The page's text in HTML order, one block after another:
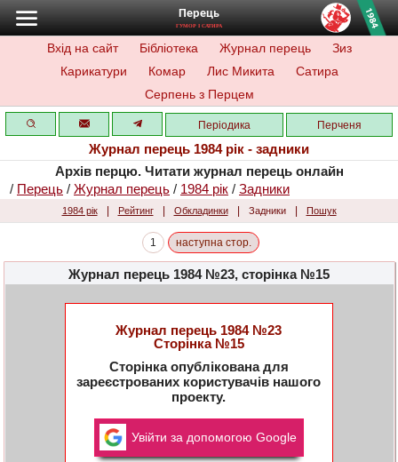
Перець
ГУМОР І САТИРА
Вхід на сайт Бібліотека Журнал перець
Зиз
Карикатури
Комар Лис Микита
Сатира
Серпень з Перцем
Періодика Перченя
Журнал перець 1984 рік - задники
Архів перцю. Читати журнал перець онлайн
/ Перець / Журнал перець / 1984 рік / Задники
1984 рік Рейтинг Обкладинки Задники Пошук
1 наступна стор.
Журнал перець 1984 №23, сторінка №15
Журнал перець 1984 №23
Сторінка №15
Сторінка опублікована для
зареєстрованих користувачів нашого
проекту.
Увійти за допомогою Google